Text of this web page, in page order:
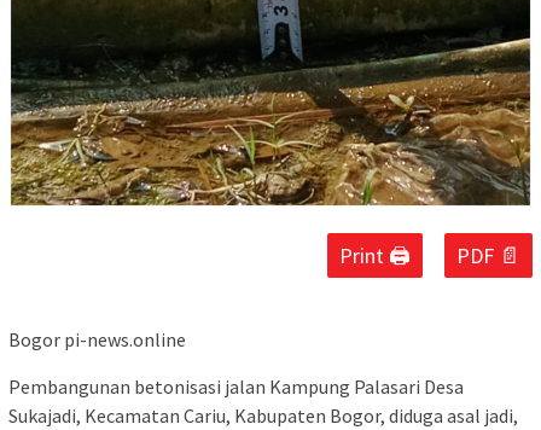
Print 🖨 PDF 📄
Bogor pi-news.online
Pembangunan betonisasi jalan Kampung Palasari Desa
Sukajadi, Kecamatan Cariu, Kabupaten Bogor, diduga asal jadi,